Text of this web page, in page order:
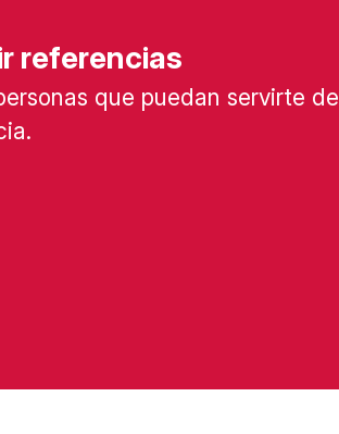
referencias
que puedan servirte de